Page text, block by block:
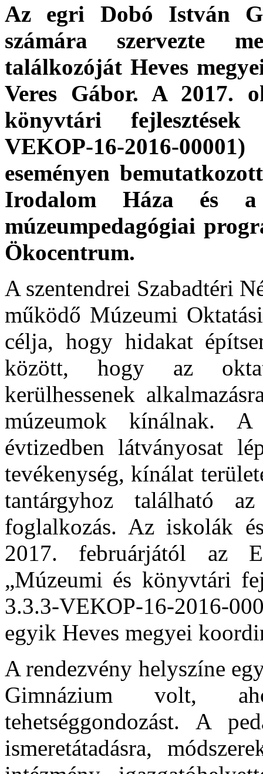
Az egri Dobó István
számára szervezte
találkozóját Heves
Veres Gábor. A 2017.
könyvtári fejlesztések
VEKOP-16-2016-
eseményen
Irodalom Háza és a
múzeumpedagógiai
Ökocentrum.
A szentendrei Szabadtéri
működő Múzeumi
célja, hogy hidakat
között, hogy az
kerülhessenek
múzeumok kínálnak.
évtizedben látványosat
tevékenység, kínálat
tantárgyhoz található az
foglalkozás. Az iskolák
2017. februárjától az
„Múzeumi és könyvtári
3.3.3-VEKOP-16-2016-
egyik Heves megyei
A rendezvény helyszíne
Gimnázium volt,
tehetséggondozást. A
ismeretátadásra,